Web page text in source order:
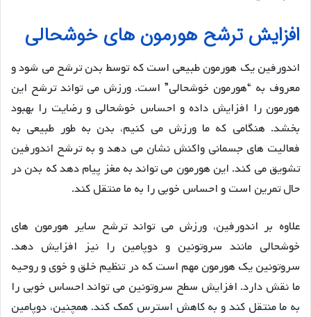
افزایش ترشح هورمون های خوشحالی
اندورفین یک هورمون طبیعی است که توسط بدن ترشح می شود و
معروف به “هورمون خوشحالی” است. ورزش می تواند ترشح این
هورمون را افزایش داده و احساس خوشحالی و رضایت را بهبود
بخشد. هنگامی که ما ورزش می کنیم، بدن به طور طبیعی به
فعالیت های جسمانی واکنش نشان می دهد و به ترشح اندورفین
تشویق می کند. این هورمون می تواند به مغز پیام دهد که بدن در
حال تمرین است و احساس خوبی را به ما منتقل کند.
علاوه بر اندورفین، ورزش می تواند ترشح سایر هورمون های
خوشحالی مانند سروتونین و دوپامین را نیز افزایش دهد.
سروتونین یک هورمون مهم است که در تنظیم خلق و خوی و روحیه
ما نقش دارد. افزایش سطح سروتونین می تواند احساس خوبی را
به ما منتقل کند و به کاهش استرس کمک کند. همچنین، دوپامین